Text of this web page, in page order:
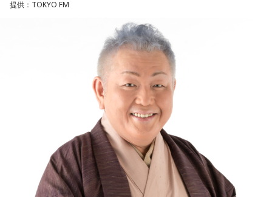
潮：「コニファー」はテレビアニメ「これ描いて死ね」のエ
ンディングテーマとなっています。
遠山：テレビアニメの楽曲を手がけるのは初めてじゃないよ
遠山：この楽曲はどこから作り始めました？
ほのか：「これ描いて死ね」は、マンガを描くことを題材に
◆“真逆な作り方”で楽曲制作
リーガルリリーは高校在学時から注目を集め、国内大型ロッ
クフェスにも多数出演するだけでなく、アメリカで開催され
た世界最大級の音楽フェスティバル「SXSW（サウス・バイ・
サウスウエスト）」の出演や中国ツアーの開催など、海外で
のライブも経験。そのほか、2019年公開の映画「惡の華」で
は主題歌と劇中歌を担当し、今年4月から放送されたテレビド
ラマ版「惡の華」では、たかはしほのかさんが劇伴を担当。
そして、今秋には初のアジアツアーの開催が決定していま
提供：TOKYO FM